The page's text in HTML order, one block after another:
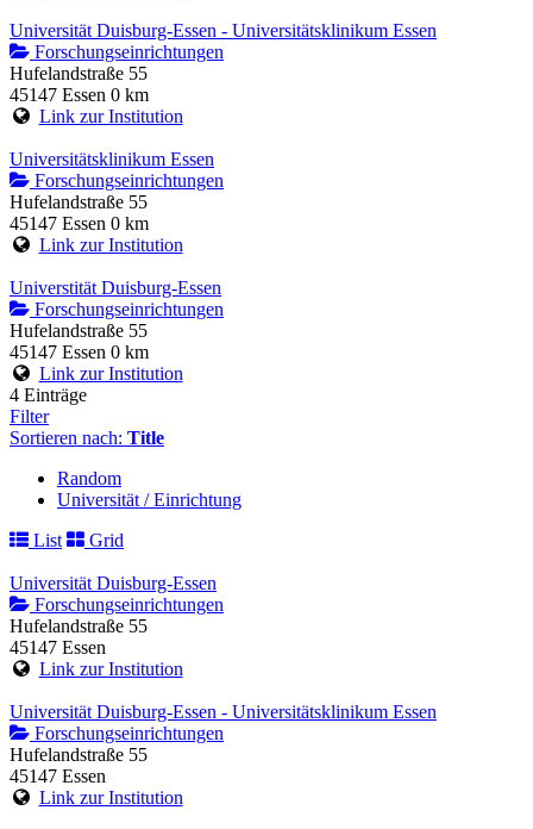
Universität Duisburg-Essen - Universitätsklinikum Essen
Forschungseinrichtungen
Hufelandstraße 55
45147 Essen 0 km
Link zur Institution
Universitätsklinikum Essen
Forschungseinrichtungen
Hufelandstraße 55
45147 Essen 0 km
Link zur Institution
Universtität Duisburg-Essen
Forschungseinrichtungen
Hufelandstraße 55
45147 Essen 0 km
Link zur Institution
4 Einträge
Filter
Sortieren nach: Title
Random
Universität / Einrichtung
List
Grid
Universität Duisburg-Essen
Forschungseinrichtungen
Hufelandstraße 55
45147 Essen
Link zur Institution
Universität Duisburg-Essen - Universitätsklinikum Essen
Forschungseinrichtungen
Hufelandstraße 55
45147 Essen
Link zur Institution